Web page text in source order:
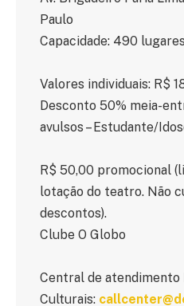
Paulo
Capacidade: 490 lugares
Valores individuais: R$
Desconto 50% meia-
avulsos – Estudante/
R$ 50,00 promocional
lotação do teatro. Não
descontos).
Clube O Globo
Central de
Culturais: